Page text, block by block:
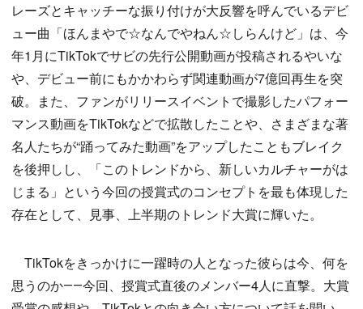
レーズとキャッチーな振り付けが大反響を呼んでいるデビ
ュー曲「ほんまやで☆なんでやねん☆しらんけど」は、今
年1月にTikTokでサビの先行公開動画が投稿されるやいな
や、デビュー前にもかかわらず関連動画が7億回再生を突
破。また、ファンがリリースイベントで撮影したパフォー
マンス動画をTikTokなどで拡散したことや、さまざまな著
名人たちが“踊ってみた動画”をアップしたこともブレイク
を後押しし、「このトレンドから、新しいカルチャーがは
じまる」という今回の授賞式のコンセプトを最も体現した
存在として、見事、上半期のトレンド大賞に輝いた。
TikTokをきっかけに一躍時の人となった彼らは今、何を
思うのか――今回、授賞式直後のメンバー4人に直撃。大賞